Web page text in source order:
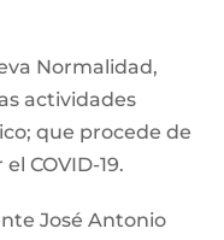
Normalidad,
actividades
que procede de
COVID-19.
José Antonio